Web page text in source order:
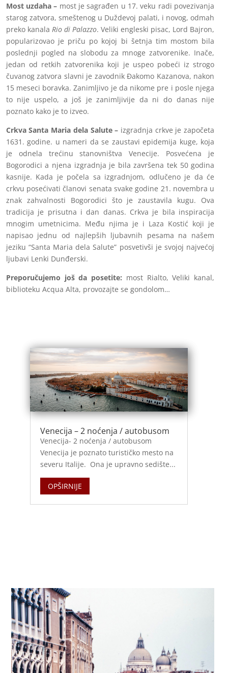
Most uzdaha – most je sagrađen u 17. veku radi povezivanja
starog zatvora, smeštenog u Duždevoj palati, i novog, odmah
preko kanala Rio di Palazzo. Veliki engleski pisac, Lord Bajron,
popularizovao je priču po kojoj bi šetnja tim mostom bila
poslednji pogled na slobodu za mnoge zatvorenike. Inače,
jedan od retkih zatvorenika koji je uspeo pobeći iz strogo
čuvanog zatvora slavni je zavodnik Đakomo Kazanova, nakon
15 meseci boravka. Zanimljivo je da nikome pre i posle njega
to nije uspelo, a još je zanimljivije da ni do danas nije
poznato kako je to izveo.
Crkva Santa Maria dela Salute – izgradnja crkve je započeta
1631. godine. u nameri da se zaustavi epidemija kuge, koja
je odnela trećinu stanovništva Venecije. Posvećena je
Bogorodici a njena izgradnja je bila završena tek 50 godina
kasnije. Kada je počela sa izgradnjom, odlučeno je da će
crkvu posećivati članovi senata svake godine 21. novembra u
znak zahvalnosti Bogorodici što je zaustavila kugu. Ova
tradicija je prisutna i dan danas. Crkva je bila inspiracija
mnogim umetnicima. Među njima je i Laza Kostić koji je
napisao jednu od najlepših ljubavnih pesama na našem
jeziku “Santa Maria dela Salute” posvetivši je svojoj najvećoj
ljubavi Lenki Dunđerski.
Preporučujemo još da posetite: most Rialto, Veliki kanal,
biblioteku Acqua Alta, provozajte se gondolom…
Venecija – 2 noćenja / autobusom
Venecija- 2 noćenja / autobusom
Venecija je poznato turističko mesto na
severu Italije. Ona je upravno sedište...
OPŠIRNIJE